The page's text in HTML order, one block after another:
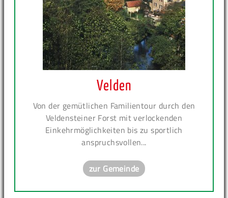
Velden
Von der gemütlichen Familientour durch den
Veldensteiner Forst mit verlockenden
Einkehrmöglichkeiten bis zu sportlich
anspruchsvollen...
zur Gemeinde